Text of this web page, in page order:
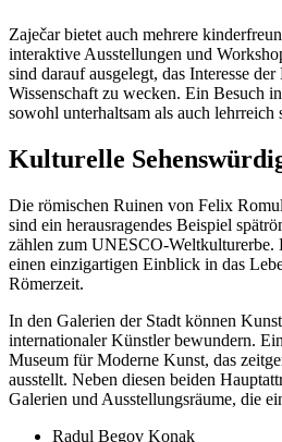
Zaječar bietet auch mehrere
interaktive Ausstellungen und
sind darauf ausgelegt, das Interesse
Wissenschaft zu wecken. Ein Besuch
sowohl unterhaltsam als auch lehrreich
Kulturelle
Die römischen Ruinen von Felix
sind ein herausragendes Beispiel
zählen zum UNESCO-Weltkulturerbe.
einen einzigartigen Einblick in das
Römerzeit.
In den Galerien der Stadt können
internationaler Künstler bewundern.
Museum für Moderne Kunst, das
ausstellt. Neben diesen beiden
Galerien und Ausstellungsräume, die
Radul Begov Konak